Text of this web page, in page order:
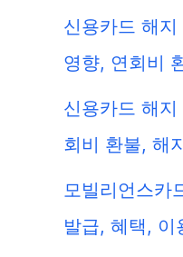
신용카드 해
영향, 연회비
신용카드 해
회비 환불, 해
모빌리언스카
발급, 혜택, 이